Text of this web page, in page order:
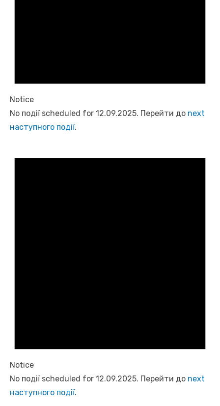
Notice
No події scheduled for 12.09.2025. Перейти до next
наступного події.
Notice
No події scheduled for 12.09.2025. Перейти до next
наступного події.